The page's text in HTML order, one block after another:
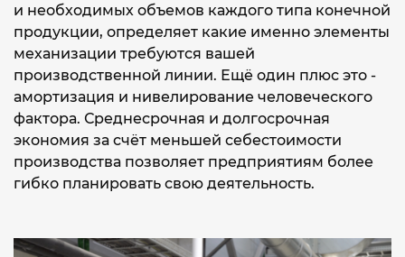
и необходимых объемов каждого типа конечной
продукции, определяет какие именно элементы
механизации требуются вашей
производственной линии. Ещё один плюс это -
амортизация и нивелирование человеческого
фактора. Среднесрочная и долгосрочная
экономия за счёт меньшей себестоимости
производства позволяет предприятиям более
гибко планировать свою деятельность.